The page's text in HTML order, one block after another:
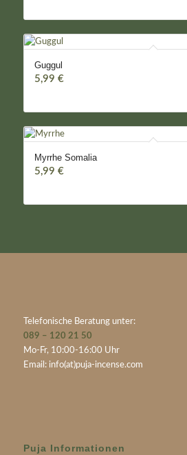
Guggul
5,99 €
Myrrhe Somalia
5,99 €
Telefonische Beratung unter:
089 – 120 21 50
Mo-Fr, 10:00-16:00 Uhr
Email: info(at)puja-incense.com
Puja Informationen